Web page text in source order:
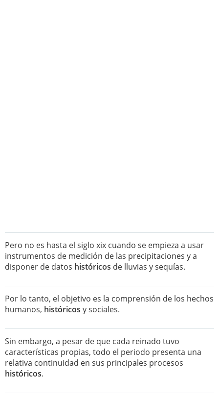
Pero no es hasta el siglo xix cuando se empieza a usar
instrumentos de medición de las precipitaciones y a
disponer de datos históricos de lluvias y sequías.
Por lo tanto, el objetivo es la comprensión de los hechos
humanos, históricos y sociales.
Sin embargo, a pesar de que cada reinado tuvo
características propias, todo el periodo presenta una
relativa continuidad en sus principales procesos
históricos.